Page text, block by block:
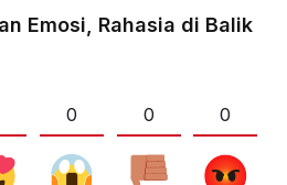
Emosi, Rahasia di Balik
0 0 0